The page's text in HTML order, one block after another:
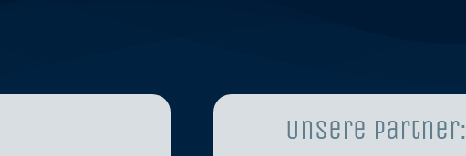
Unsere Partner: